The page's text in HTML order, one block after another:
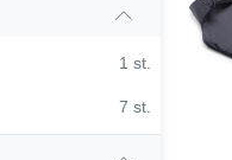
1 st.
7 st.